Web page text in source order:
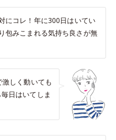
にコレ！年に300日はいてい
包みこまれる気持ち良さが無
しく動いても
日はいてしま